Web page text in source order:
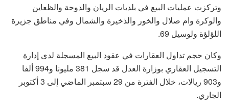
وتركزت عمليات البيع في بلديات الريان والدوحة والظعاين
والوكرة وام صلال والخور والذخيرة والشمال وفي مناطق جزيرة
اللؤلؤة ولوسيل 69.
وكان حجم تداول العقارات في عقود البيع المسجلة لدى إدارة
التسجيل العقاري بوزارة العدل قد سجل 381 مليونا و994 ألفا
و903 ريالات، خلال الفترة من 29 سبتمبر الماضي إلى 3 أكتوبر
الجاري.